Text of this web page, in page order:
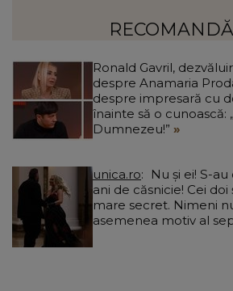
afectate va fi...”
Ronald Gavril,
despre Anamaria
despre impresară cu
înainte să o cunoască:
Dumnezeu!”
unica.ro
ani de căsnicie! Cei doi
mare secret. Nimeni
asemenea motiv al